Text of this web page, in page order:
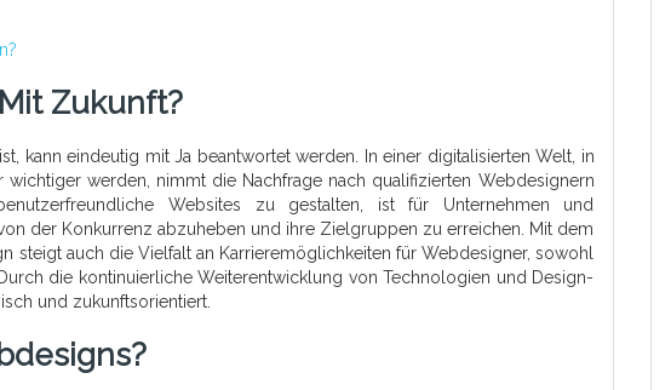
Zukunft?
kann eindeutig mit Ja beantwortet werden. In einer digitalisierten Welt, in
werden, nimmt die Nachfrage nach qualifizierten Webdesignern
Websites zu gestalten, ist für Unternehmen und
der Konkurrenz abzuheben und ihre Zielgruppen zu erreichen. Mit dem
steigt auch die Vielfalt an Karrieremöglichkeiten für Webdesigner, sowohl
die kontinuierliche Weiterentwicklung von Technologien und Design-
und zukunftsorientiert.